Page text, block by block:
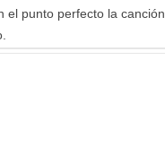
el punto perfecto la